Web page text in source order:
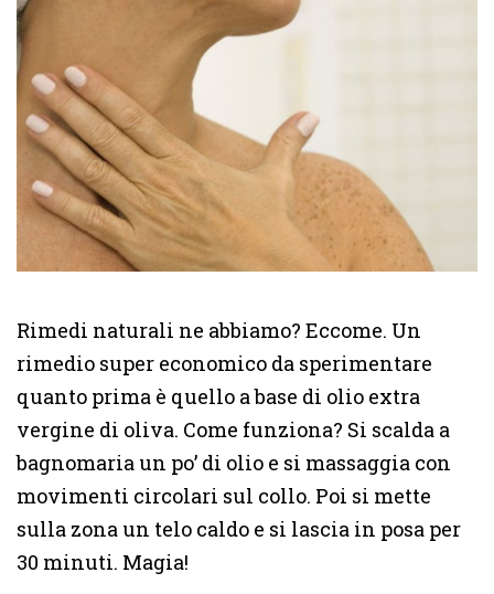
Rimedi naturali ne abbiamo? Eccome. Un
rimedio super economico da sperimentare
quanto prima è quello a base di olio extra
vergine di oliva. Come funziona? Si scalda a
bagnomaria un po’ di olio e si massaggia con
movimenti circolari sul collo. Poi si mette
sulla zona un telo caldo e si lascia in posa per
30 minuti. Magia!